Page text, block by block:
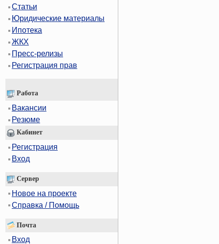
Статьи
Юридические материалы
Ипотека
ЖКХ
Пресс-релизы
Регистрация прав
Работа
Вакансии
Резюме
Кабинет
Регистрация
Вход
Сервер
Новое на проекте
Справка / Помощь
Почта
Вход